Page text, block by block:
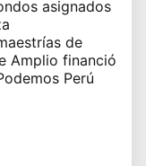
asignados
de
Amplio financió
Perú